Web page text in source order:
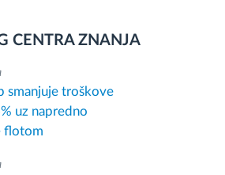
CENTRA ZNANJA
smanjuje troškove
uz napredno
flotom